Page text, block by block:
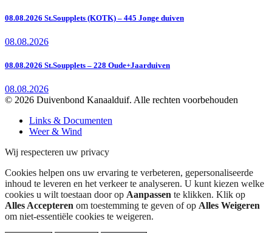
08.08.2026 St.Soupplets (KOTK) – 445 Jonge duiven
08.08.2026
08.08.2026 St.Soupplets – 228 Oude+Jaarduiven
08.08.2026
© 2026 Duivenbond Kanaalduif. Alle rechten voorbehouden
Links & Documenten
Weer & Wind
Wij respecteren uw privacy
Cookies helpen ons uw ervaring te verbeteren, gepersonaliseerde
inhoud te leveren en het verkeer te analyseren. U kunt kiezen welke
cookies u wilt toestaan door op Aanpassen te klikken. Klik op
Alles Accepteren om toestemming te geven of op Alles Weigeren
om niet-essentiële cookies te weigeren.